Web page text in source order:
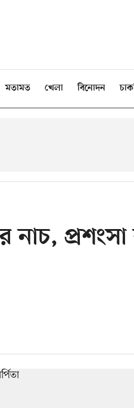
মতামত খেলা বিনোদন
নাচ,